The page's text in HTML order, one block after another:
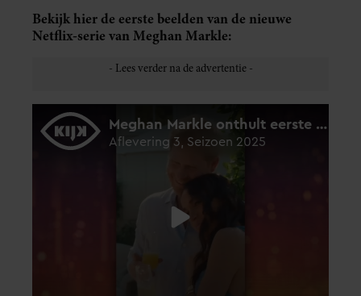
Bekijk hier de eerste beelden van de nieuwe
Netflix-serie van Meghan Markle: